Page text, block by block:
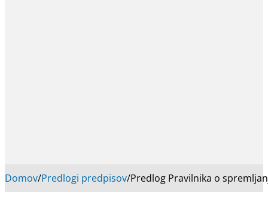
Domov/Predlogi predpisov/Predlog Pravilnika o